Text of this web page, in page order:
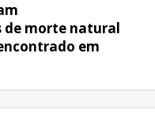
de morte natural
em